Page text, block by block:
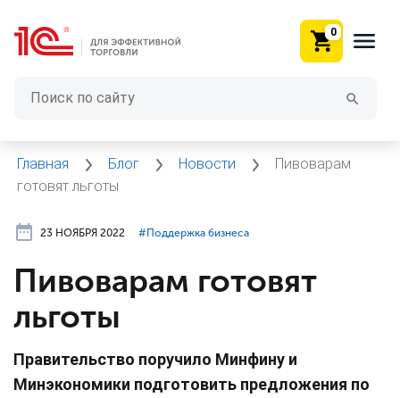
0
Главная Блог Новости
Пивоварам
готовят льготы
23 НОЯБРЯ 2022 #⁣Поддержка бизнеса
Пивоварам готовят
льготы
Правительство поручило Минфину и
Минэкономики подготовить предложения по